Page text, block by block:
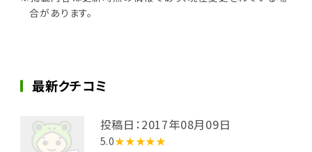
合があります。
最新クチコミ
投稿日：2017年08月09日
5.0★★★★★